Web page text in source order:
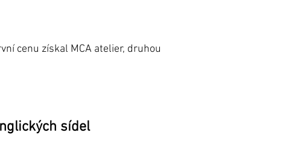
cenu získal MCA atelier, druhou
sídel